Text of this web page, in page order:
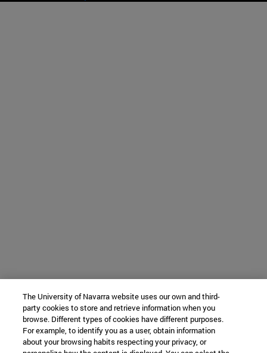
The University of Navarra website uses our own and third-
party cookies to store and retrieve information when you
browse. Different types of cookies have different purposes.
For example, to identify you as a user, obtain information
about your browsing habits respecting your privacy, or